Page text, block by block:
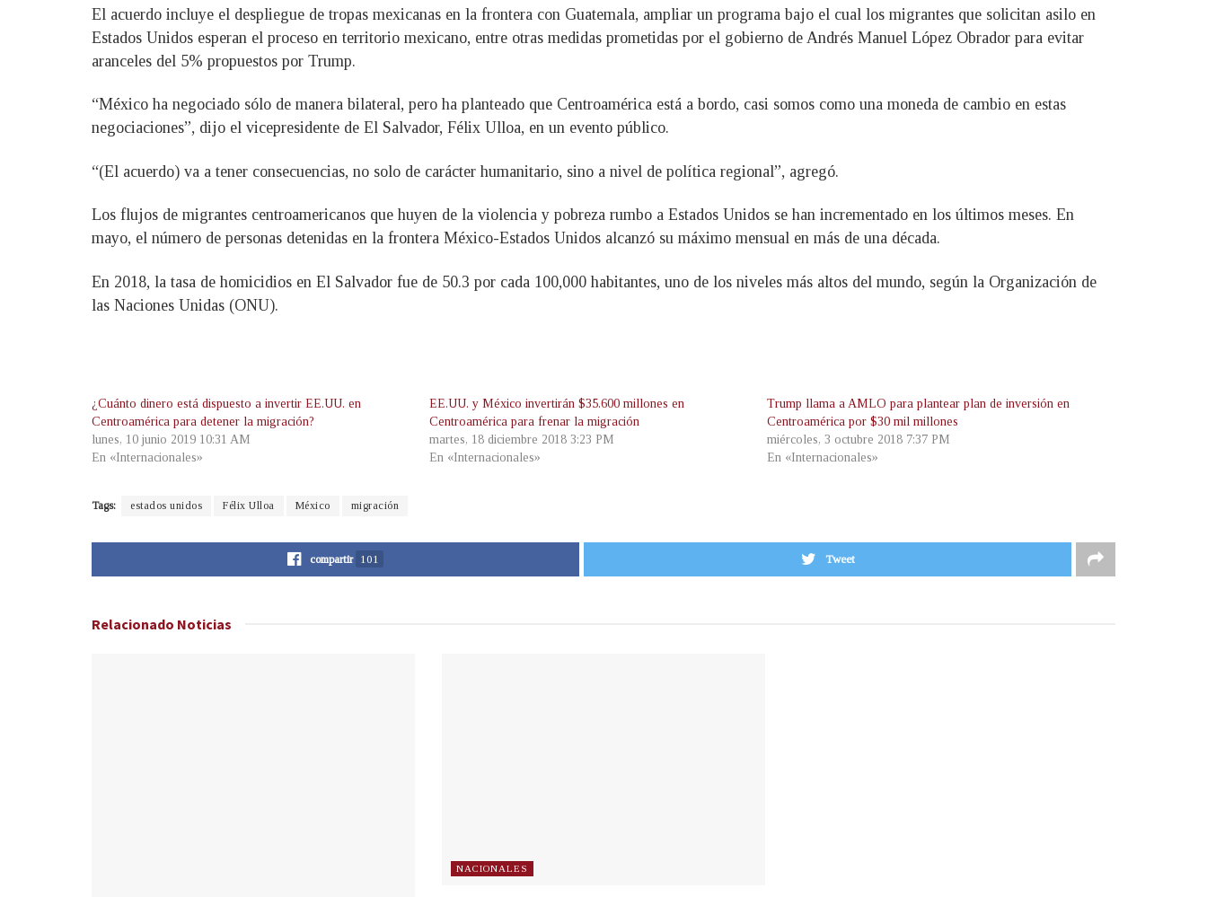
El acuerdo incluye el despliegue de tropas mexicanas en la frontera con Guatemala, ampliar un programa bajo el cual los migrantes que solicitan asilo en
Estados Unidos esperan el proceso en territorio mexicano, entre otras medidas prometidas por el gobierno de Andrés Manuel López Obrador para evitar
aranceles del 5% propuestos por Trump.
“México ha negociado sólo de manera bilateral, pero ha planteado que Centroamérica está a bordo, casi somos como una moneda de cambio en estas
negociaciones”, dijo el vicepresidente de El Salvador, Félix Ulloa, en un evento público.
“(El acuerdo) va a tener consecuencias, no solo de carácter humanitario, sino a nivel de política regional”, agregó.
Los flujos de migrantes centroamericanos que huyen de la violencia y pobreza rumbo a Estados Unidos se han incrementado en los últimos meses. En
mayo, el número de personas detenidas en la frontera México-Estados Unidos alcanzó su máximo mensual en más de una década.
En 2018, la tasa de homicidios en El Salvador fue de 50.3 por cada 100,000 habitantes, uno de los niveles más altos del mundo, según la Organización de
las Naciones Unidas (ONU).
¿Cuánto dinero está dispuesto a invertir EE.UU. en
Centroamérica para detener la migración?
lunes, 10 junio 2019 10:31 AM
En «Internacionales»
EE.UU. y México invertirán $35.600 millones en
Centroamérica para frenar la migración
martes, 18 diciembre 2018 3:23 PM
En «Internacionales»
Trump llama a AMLO para plantear plan de inversión en
Centroamérica por $30 mil millones
miércoles, 3 octubre 2018 7:37 PM
En «Internacionales»
Tags: estados unidos Félix Ulloa México migración
compartir 101 Tweet
Relacionado Noticias
NACIONALES